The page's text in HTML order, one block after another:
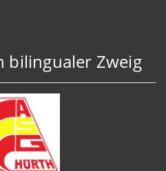
bilingualer Zweig